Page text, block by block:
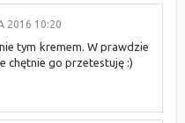
2016 10:20
tym kremem. W prawdzie
chętnie go przetestuję :)